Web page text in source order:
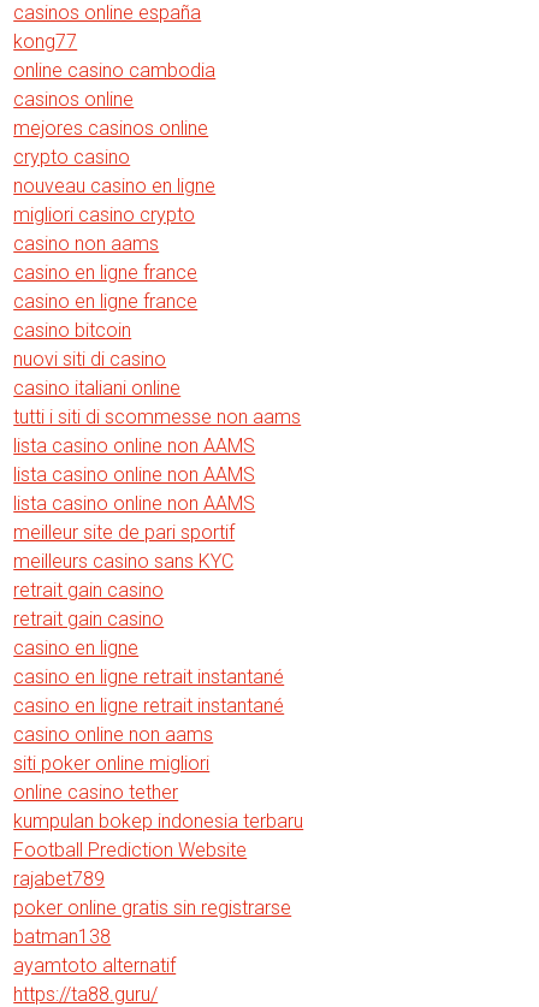
casinos online españa
kong77
online casino cambodia
casinos online
mejores casinos online
crypto casino
nouveau casino en ligne
migliori casino crypto
casino non aams
casino en ligne france
casino en ligne france
casino bitcoin
nuovi siti di casino
casino italiani online
tutti i siti di scommesse non aams
lista casino online non AAMS
lista casino online non AAMS
lista casino online non AAMS
meilleur site de pari sportif
meilleurs casino sans KYC
retrait gain casino
retrait gain casino
casino en ligne
casino en ligne retrait instantané
casino en ligne retrait instantané
casino online non aams
siti poker online migliori
online casino tether
kumpulan bokep indonesia terbaru
Football Prediction Website
rajabet789
poker online gratis sin registrarse
batman138
ayamtoto alternatif
https://ta88.guru/